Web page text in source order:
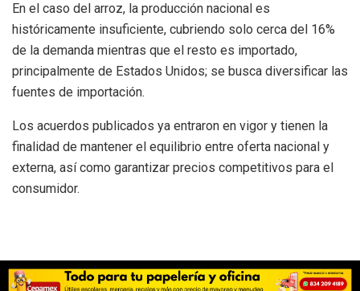
En el caso del arroz, la producción nacional es
históricamente insuficiente, cubriendo solo cerca del 16%
de la demanda mientras que el resto es importado,
principalmente de Estados Unidos; se busca diversificar las
fuentes de importación.
Los acuerdos publicados ya entraron en vigor y tienen la
finalidad de mantener el equilibrio entre oferta nacional y
externa, así como garantizar precios competitivos para el
consumidor.